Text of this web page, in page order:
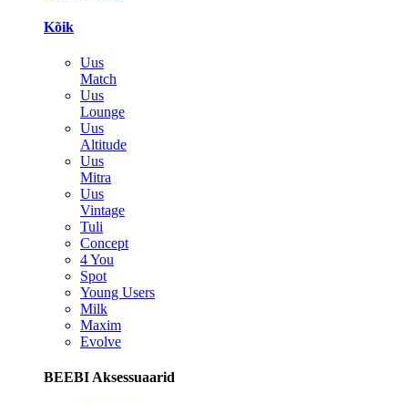
Kõik
Uus
Match
Uus
Lounge
Uus
Altitude
Uus
Mitra
Uus
Vintage
Tuli
Concept
4 You
Spot
Young Users
Milk
Maxim
Evolve
BEEBI Aksessuaarid